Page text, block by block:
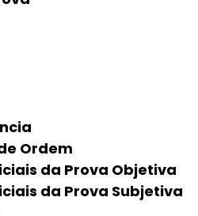
Ordem
da Prova Objetiva
da Prova Subjetiva